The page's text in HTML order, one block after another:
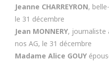
Jeanne CHARREYRON,
le 31 décembre
Jean MONNERY, journaliste
nos AG, le 31 décembre
Madame Alice GOUY